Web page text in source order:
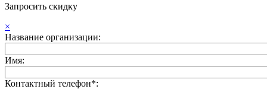
Запросить скидку
×
Название организации:
Имя:
Контактный телефон*: